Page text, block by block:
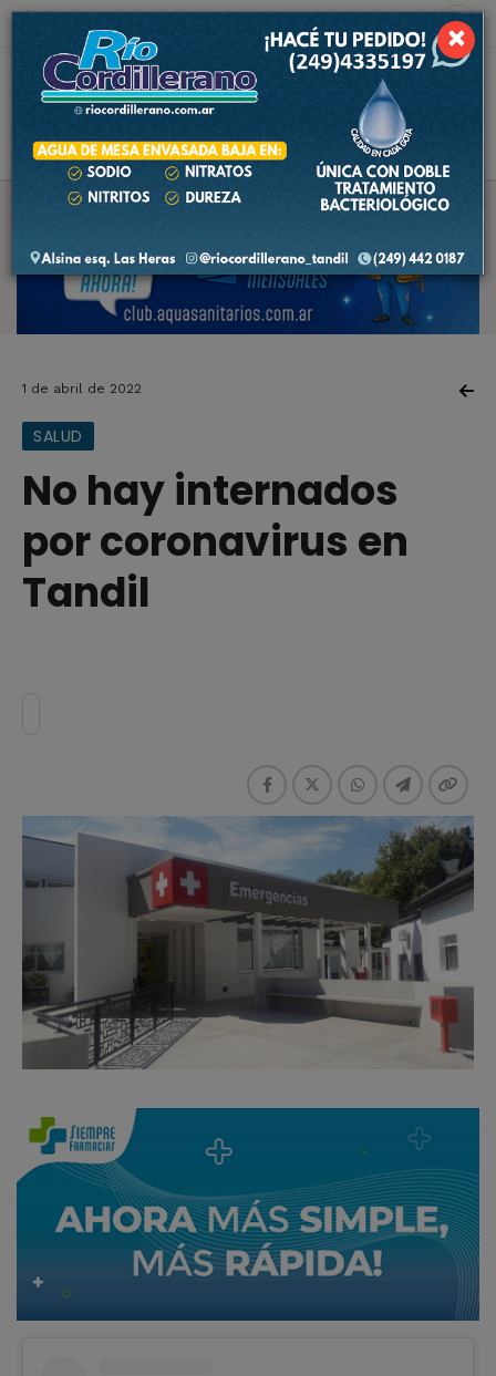
7.1 ºC 8 de agosto de 2026
1 de abril de 2022
SALUD
No hay internados
por coronavirus en
Tandil
×